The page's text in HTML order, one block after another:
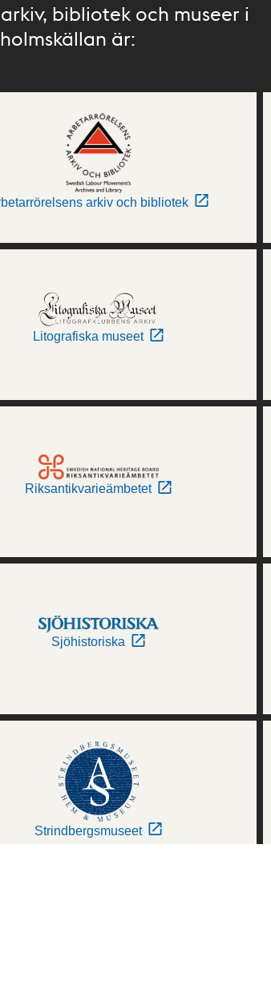
bibliotek och museer i
är:
arkiv och bibliotek
Litografiska museet
Riksantikvarieämbetet
Sjöhistoriska
Strindbergsmuseet